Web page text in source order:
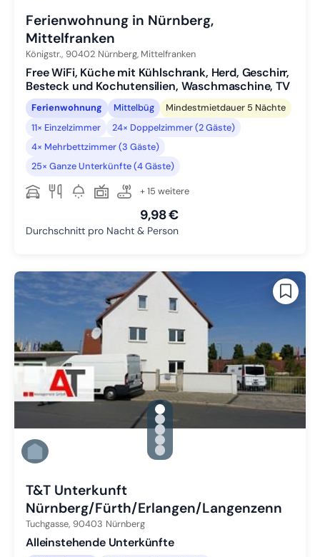
Ferienwohnung in Nürnberg,
Mittelfranken
Königstr., 90402 Nürnberg, Mittelfranken
Free WiFi, Küche mit Kühlschrank, Herd, Geschirr,
Besteck und Kochutensilien, Waschmaschine, TV
Ferienwohnung Mittelbüg
Mindestmietdauer 5 Nächte
11× Einzelzimmer
24× Doppelzimmer (2 Gäste)
4× Mehrbettzimmer (3 Gäste)
25× Ganze Unterkünfte (4 Gäste)
+ 15 weitere
9,98 €
Durchschnitt pro Nacht & Person
gallery.slide_selector
Zu Slide 1 wechseln
Zu Slide 2 wechseln
Zu Slide 3 wechseln
Zu Slide 4 wechseln
Zu Slide 5 wechseln
T&T Unterkunft
Nürnberg/Fürth/Erlangen/Langenzenn
Tuchgasse, 90403 Nürnberg
Alleinstehende Unterkünfte